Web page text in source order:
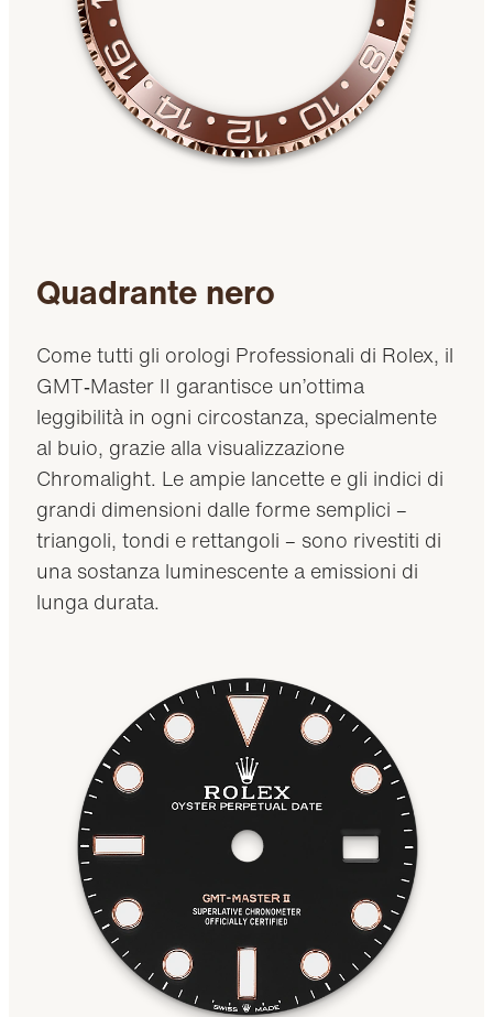
Quadrante nero
Come tutti gli orologi Professionali di Rolex, il
GMT‑Master II garantisce un’ottima
leggibilità in ogni circostanza, specialmente
al buio, grazie alla visualizzazione
Chromalight. Le ampie lancette e gli indici di
grandi dimensioni dalle forme semplici –
triangoli, tondi e rettangoli – sono rivestiti di
una sostanza luminescente a emissioni di
lunga durata.